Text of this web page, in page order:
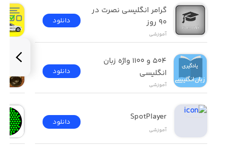
٩٠ روز
آموزشی
دانلود
انگلیسی
آموزشی
دانلود
SpotPlayer
آموزشی
دانلود